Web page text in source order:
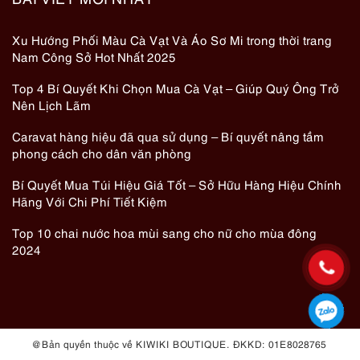
đời sử dụng lâu dài, nếu được tái sử dụng sẽ giúp giảm
lượng hàng mới cũng như chất thải ra môi trường. Việc sử
tuổi thọ của món đó và góp phần không nhỏ vào việc tránh
lãng phí nguồn nguyên liệu sản xuất mới.
Tuy nhiên, khi mua các mặthàng 2hand, người mua cần
chú ý đến tình trạng và chất lượng sản phẩm, đồng thời tìm
hiểu về nguồn gốc và xác thực của sản phẩm để đảm bảo
tính chất lượng và uy tín.
Khi mua đồ 2hand nam hoặc nữ hàng hiệu, có một số lưu ý
quan trọng để đảm bảo bạn nhận được sản phẩm chất
Hình ảnh chân thực:Nếu mua trực tuyến, đảm bảo xem đủ
hình ảnh từ nhiều góc độ để hiểu rõ về tình trạng thực tế
Xu Hướng Phối Màu Cà Vạt Và Áo Sơ Mi trong thời trang
Nam Công Sở Hot Nhất 2025
Top 4 Bí Quyết Khi Chọn Mua Cà Vạt – Giúp Quý Ông Trở
Nên Lịch Lãm
Caravat hàng hiệu đã qua sử dụng – Bí quyết nâng tầm
phong cách cho dân văn phòng
Bí Quyết Mua Túi Hiệu Giá Tốt – Sở Hữu Hàng Hiệu Chính
Hãng Với Chi Phí Tiết Kiệm
Top 10 chai nước hoa mùi sang cho nữ cho mùa đông
2024
@ Bản quyền thuộc về KIWIKI BOUTIQUE. ĐKKD: 01E8028765